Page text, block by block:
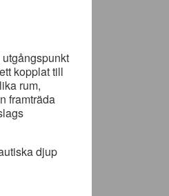
kopplat till
rum,
framträda
djup